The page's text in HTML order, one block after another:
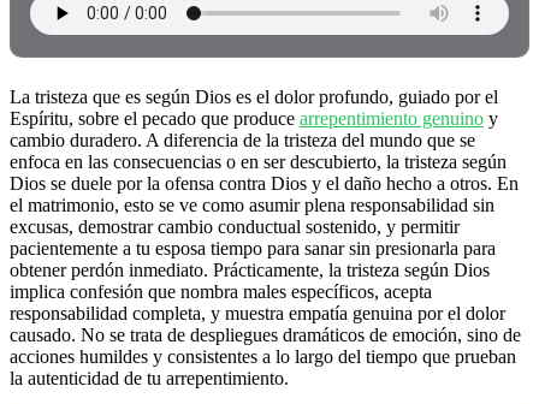
La tristeza que es según Dios es el dolor profundo, guiado por el
Espíritu, sobre el pecado que produce arrepentimiento genuino y
cambio duradero. A diferencia de la tristeza del mundo que se
enfoca en las consecuencias o en ser descubierto, la tristeza según
Dios se duele por la ofensa contra Dios y el daño hecho a otros. En
el matrimonio, esto se ve como asumir plena responsabilidad sin
excusas, demostrar cambio conductual sostenido, y permitir
pacientemente a tu esposa tiempo para sanar sin presionarla para
obtener perdón inmediato. Prácticamente, la tristeza según Dios
implica confesión que nombra males específicos, acepta
responsabilidad completa, y muestra empatía genuina por el dolor
causado. No se trata de despliegues dramáticos de emoción, sino de
acciones humildes y consistentes a lo largo del tiempo que prueban
la autenticidad de tu arrepentimiento.